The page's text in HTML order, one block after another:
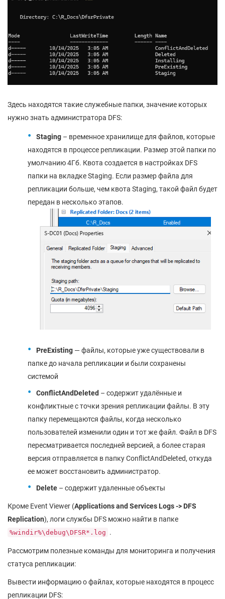
Здесь находятся такие служебные папки, значение которых
нужно знать администратора DFS:
Staging – временное хранилище для файлов, которые
находятся в процессе репликации. Размер этой папки по
умолчанию 4Гб. Квота создается в настройках DFS
папки на вкладке Staging. Если размер файла для
репликации больше, чем квота Staging, такой файл будет
передан в несколько этапов.
PreExisting — файлы, которые уже существовали в
папке до начала репликации и были сохранены
системой
ConflictAndDeleted – содержит удалённые и
конфликтные с точки зрения репликации файлы. В эту
папку перемещаются файлы, когда несколько
пользователей изменили один и тот же файл. Файл в DFS
пересматривается последней версией, а более старая
версия отправляется в папку ConflictAndDeleted, откуда
ее может восстановить администратор.
Delete – содержит удаленные объекты
Кроме Event Viewer (Applications and Services Logs -> DFS
Replication), логи службы DFS можно найти в папке
%windir%\debug\DFSR*.log .
Рассмотрим полезные команды для мониторинга и получения
статуса репликации:
Вывести информацию о файлах, которые находятся в процесс
репликации DFS: